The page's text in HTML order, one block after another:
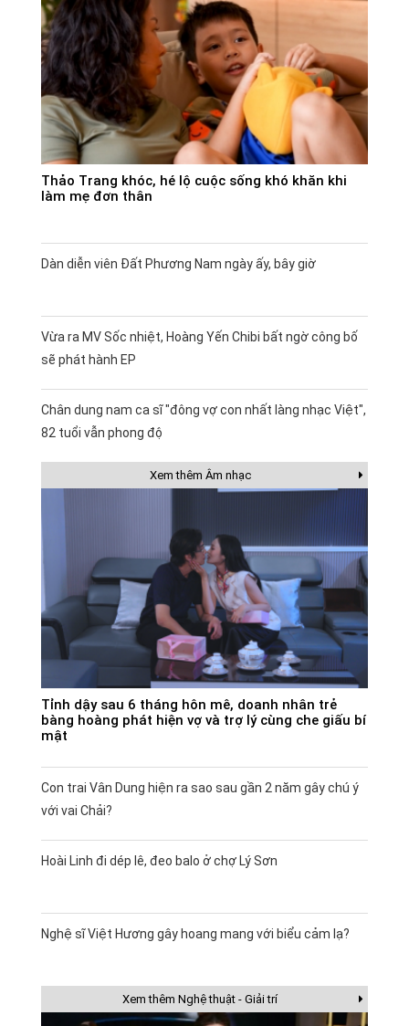
Thảo Trang khóc, hé lộ cuộc sống khó khăn khi
làm mẹ đơn thân
Dàn diễn viên Đất Phương Nam ngày ấy, bây giờ
Vừa ra MV Sốc nhiệt, Hoàng Yến Chibi bất ngờ công bố
sẽ phát hành EP
Chân dung nam ca sĩ "đông vợ con nhất làng nhạc Việt",
82 tuổi vẫn phong độ
Xem thêm Âm nhạc
Tỉnh dậy sau 6 tháng hôn mê, doanh nhân trẻ
bàng hoàng phát hiện vợ và trợ lý cùng che giấu bí
mật
Con trai Vân Dung hiện ra sao sau gần 2 năm gây chú ý
với vai Chải?
Hoài Linh đi dép lê, đeo balo ở chợ Lý Sơn
Nghệ sĩ Việt Hương gây hoang mang với biểu cảm lạ?
Xem thêm Nghệ thuật - Giải trí